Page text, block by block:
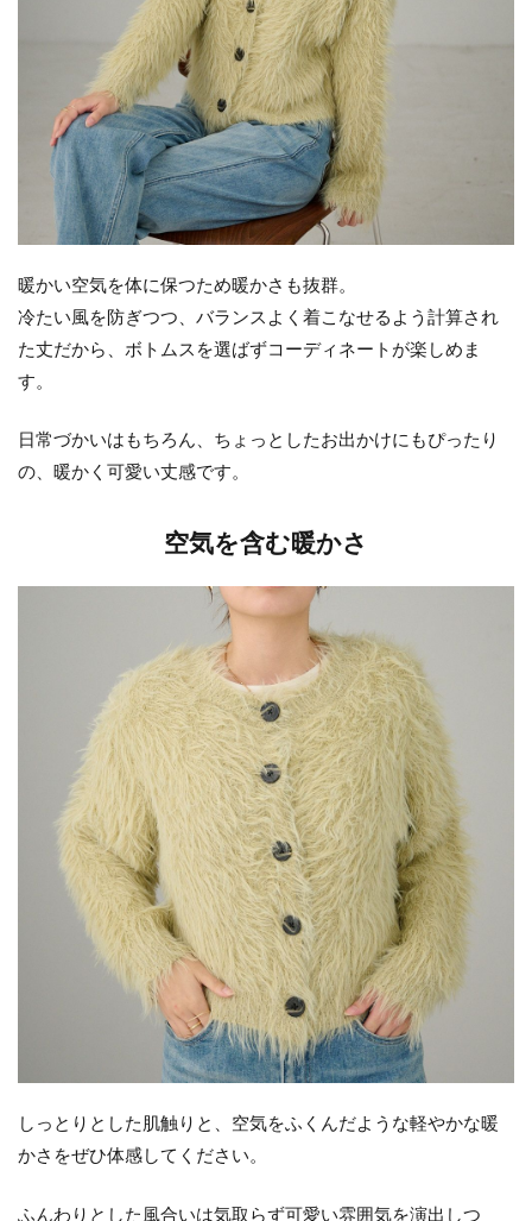
暖かい空気を体に保つため暖かさも抜群。
冷たい風を防ぎつつ、バランスよく着こなせるよう計算され
た丈だから、ボトムスを選ばずコーディネートが楽しめま
す。
日常づかいはもちろん、ちょっとしたお出かけにもぴったり
の、暖かく可愛い丈感です。
空気を含む暖かさ
しっとりとした肌触りと、空気をふくんだような軽やかな暖
かさをぜひ体感してください。
ふんわりとした風合いは気取らず可愛い雰囲気を演出しつ